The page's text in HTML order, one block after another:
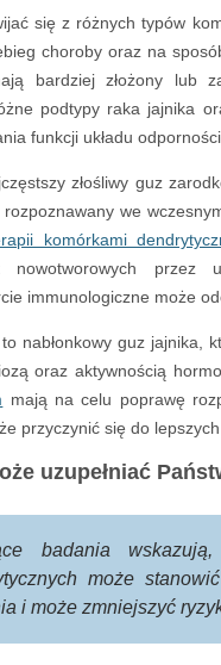
się z różnych typów
choroby oraz na
bardziej złożony lub
podtypy raka jajnika
funkcji układu
złośliwy guz
rozpoznawany we
komórkami
nowotworowych przez
immunologiczne może
to nabłonkowy guz jajnika,
oraz aktywnością
mają na celu poprawę
przyczynić się do
uzupełniać
badania
może
i może zmniejszyć